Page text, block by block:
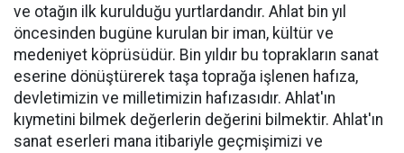
ve otağın ilk kurulduğu yurtlardandır. Ahlat bin yıl
öncesinden bugüne kurulan bir iman, kültür ve
medeniyet köprüsüdür. Bin yıldır bu toprakların sanat
eserine dönüştürerek taşa toprağa işlenen hafıza,
devletimizin ve milletimizin hafızasıdır. Ahlat'ın
kıymetini bilmek değerlerin değerini bilmektir. Ahlat'ın
sanat eserleri mana itibariyle geçmişimizi ve